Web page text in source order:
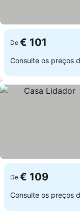
De € 101
Consulte os preços
De € 109
Consulte os preços